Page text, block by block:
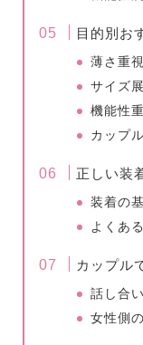
目的別お
薄さ重
サイズ
機能性
カップ
正しい装
装着の
よくあ
カップル
話し合
女性側